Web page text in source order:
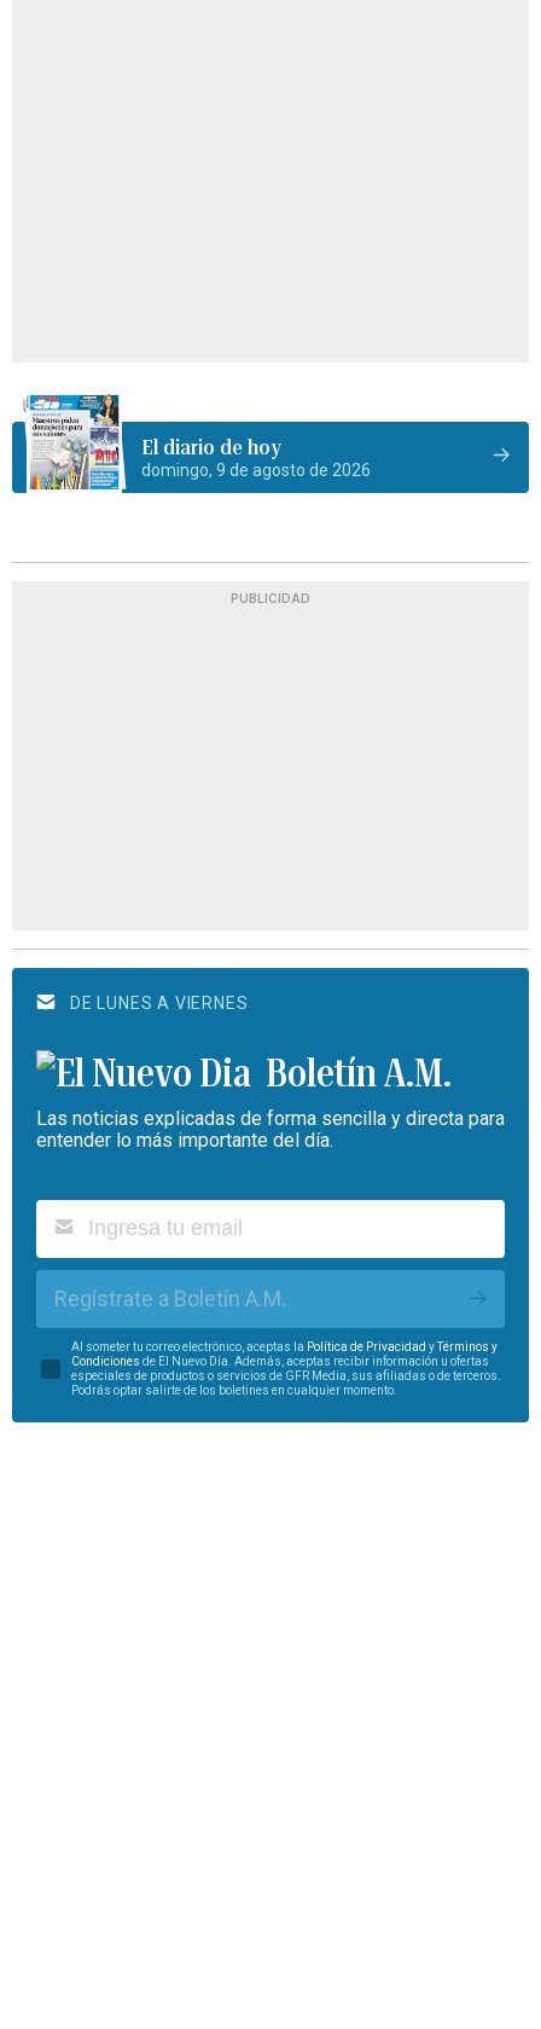
El diario de hoy
domingo, 9 de agosto de 2026
PUBLICIDAD
DE LUNES A VIERNES
Boletín A.M.
Las noticias explicadas de forma sencilla y directa para
entender lo más importante del día.
Regístrate a Boletín A.M.
Al someter tu correo electrónico, aceptas la Política de Privacidad yTérminos y
Condiciones de El Nuevo Día. Además, aceptas recibir información u ofertas
especiales de productos o servicios de GFR Media, sus afiliadas o de terceros.
Podrás optar salirte de los boletines en cualquier momento.